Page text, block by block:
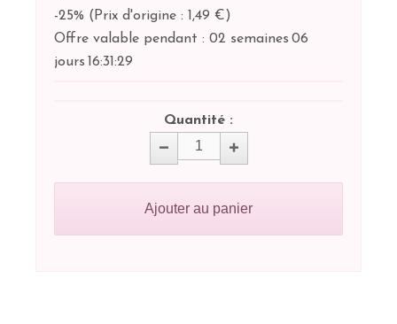
-25% ( Prix d'origine : 1,49 €)
Offre valable pendant : 02 semaines 06
jours 16:31:29
Quantité :
Ajouter au panier